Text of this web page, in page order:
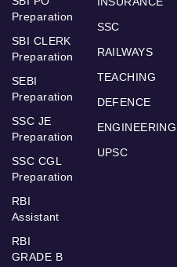
Preparation
SBI CLERK
Preparation
SEBI
Preparation
SSC JE
Preparation
SSC CGL
Preparation
RBI
Assistant
RBI
GRADE B
SSC
RAILWAYS
TEACHING
DEFENCE
ENGINEERING
UPSC